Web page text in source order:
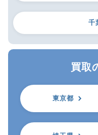
千
買取
東京都